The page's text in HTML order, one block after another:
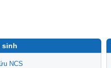
sinh
NCS